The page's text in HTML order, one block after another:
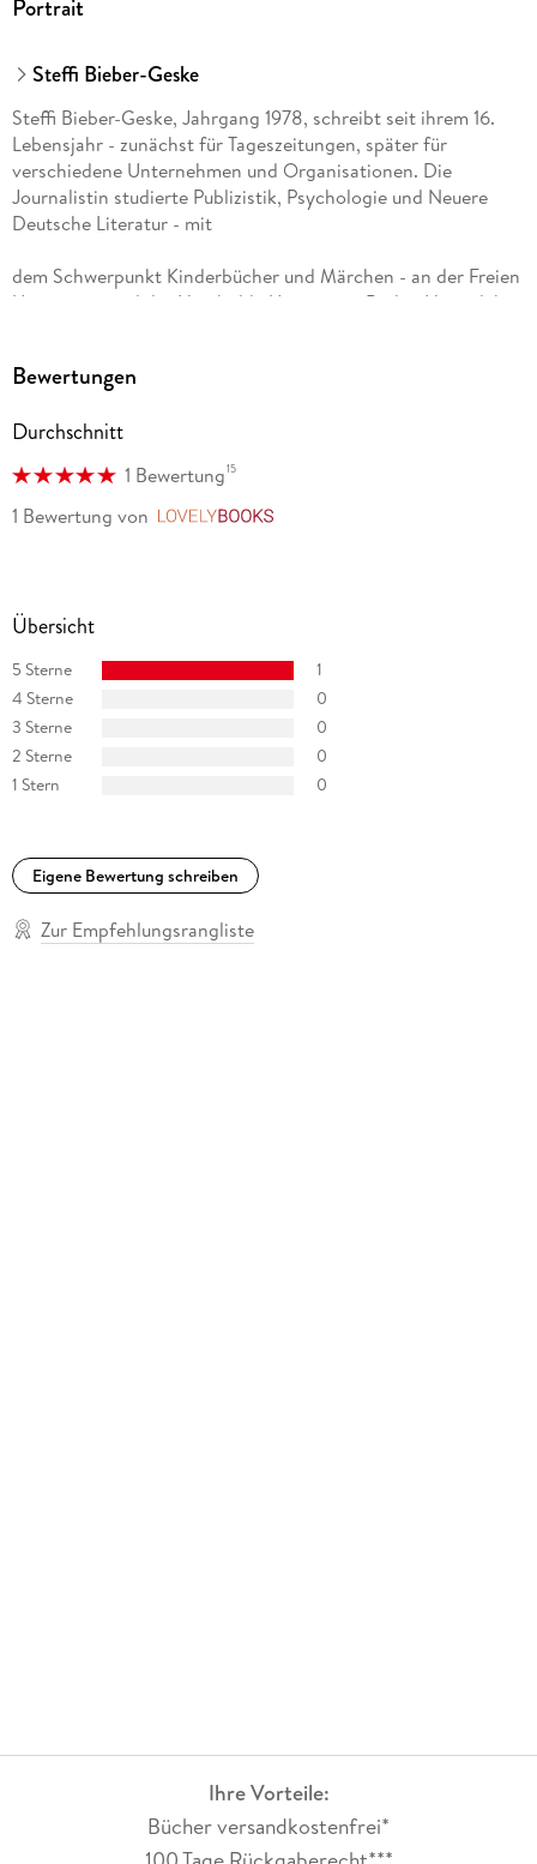
Portrait
Steffi Bieber-Geske
Steffi Bieber-Geske, Jahrgang 1978, schreibt seit ihrem 16.
Lebensjahr - zunächst für Tageszeitungen, später für
verschiedene Unternehmen und Organisationen. Die
Journalistin studierte Publizistik, Psychologie und Neuere
Deutsche Literatur - mit
dem Schwerpunkt Kinderbücher und Märchen - an der Freien
Universität und der Humboldt-Universität Berlin. Heute lebt
Außerdem organisiert sie die Berliner Buchmesse
Bewertungen
Durchschnitt
1 Bewertung15
1 Bewertung von
Übersicht
5 Sterne
1
4 Sterne
0
3 Sterne
0
2 Sterne
0
1 Stern
0
Eigene Bewertung schreiben
Zur Empfehlungsrangliste
Ihre Vorteile:
Bücher versandkostenfrei*